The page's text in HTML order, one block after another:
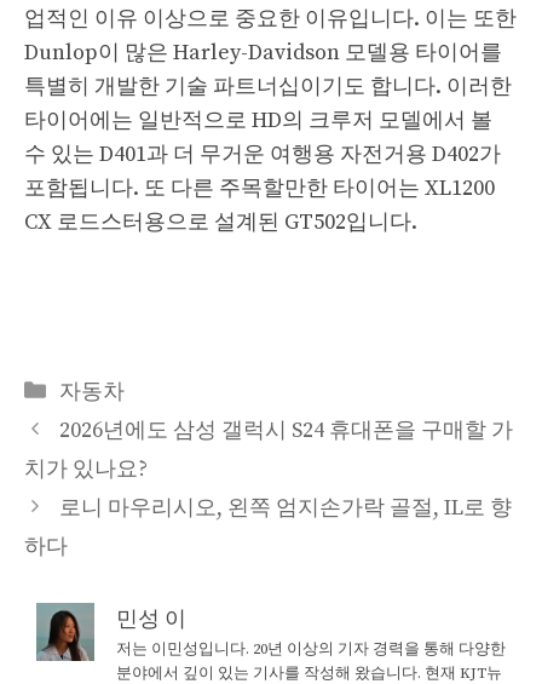
업적인 이유 이상으로 중요한 이유입니다. 이는 또한
Dunlop이 많은 Harley-Davidson 모델용 타이어를
특별히 개발한 기술 파트너십이기도 합니다. 이러한
타이어에는 일반적으로 HD의 크루저 모델에서 볼
수 있는 D401과 더 무거운 여행용 자전거용 D402가
포함됩니다. 또 다른 주목할만한 타이어는 XL1200
CX 로드스터용으로 설계된 GT502입니다.
Categories
자동차
2026년에도 삼성 갤럭시 S24 휴대폰을 구매할 가
치가 있나요?
로니 마우리시오, 왼쪽 엄지손가락 골절, IL로 향
하다
민성 이
저는 이민성입니다. 20년 이상의 기자 경력을 통해 다양한
분야에서 깊이 있는 기사를 작성해 왔습니다. 현재 KJT뉴